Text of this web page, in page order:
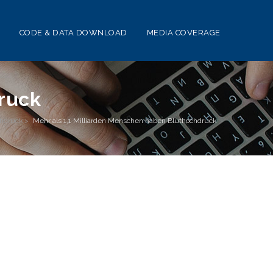
CODE & DATA DOWNLOAD MEDIA COVERAGE
> Mehr als 1,1 Milliarden Menschen haben Bluthochdruck